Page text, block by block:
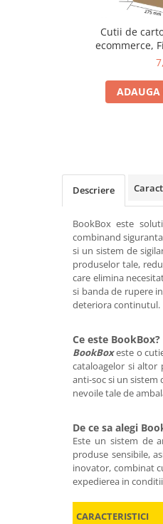
Cutii de
ecommerce,
eficiente, fund
ADAUGA
Descriere
BookBox este
combinand
si un sistem de
produselor tale,
care elimina
si banda de rupere
deteriora continutul.
Ce este BookBox?
BookBoxeste o
cataloagelor si altor
anti-soc si un sistem
nevoile tale de
De ce sa alegi
Este un sistem de
produse sensibile,
inovator, combinat
expedierea in
CARACTERISTICI